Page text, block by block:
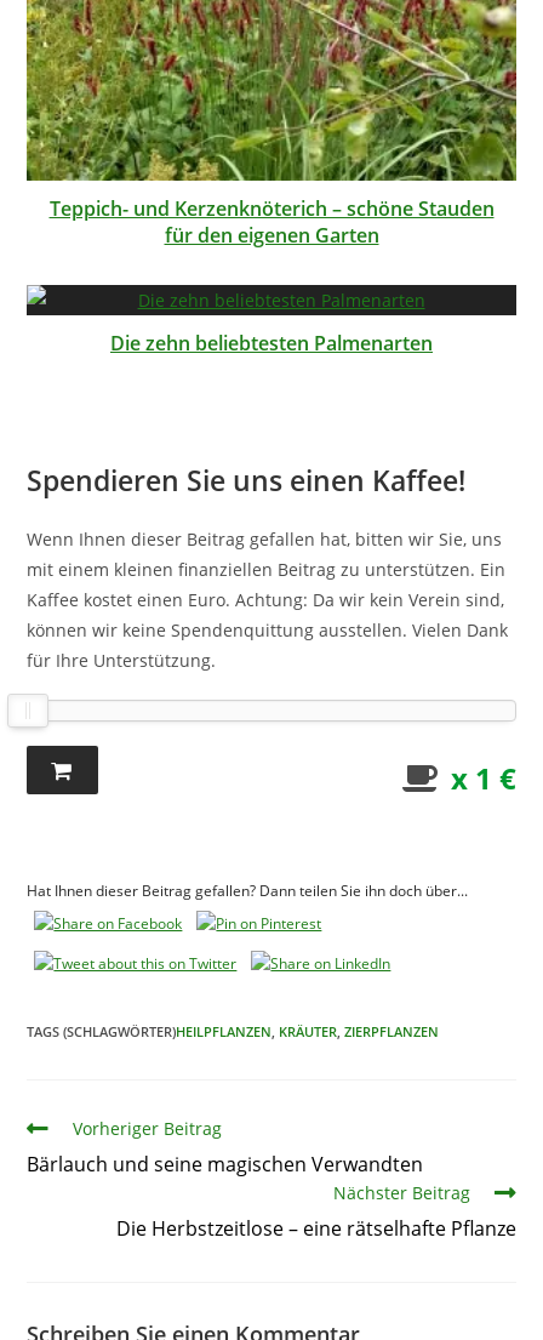
Teppich- und Kerzenknöterich – schöne Stauden
für den eigenen Garten
Die zehn beliebtesten Palmenarten
Spendieren Sie uns einen Kaffee!
Wenn Ihnen dieser Beitrag gefallen hat, bitten wir Sie, uns
mit einem kleinen finanziellen Beitrag zu unterstützen. Ein
Kaffee kostet einen Euro. Achtung: Da wir kein Verein sind,
können wir keine Spendenquittung ausstellen. Vielen Dank
für Ihre Unterstützung.
x 1 €
Hat Ihnen dieser Beitrag gefallen? Dann teilen Sie ihn doch über...
TAGS (SCHLAGWÖRTER)HEILPFLANZEN, KRÄUTER, ZIERPFLANZEN
ArtikelVorheriger Beitrag
Bärlauch und seine magischen Verwandten
Nächster Beitrag
Die Herbstzeitlose – eine rätselhafte Pflanze
Schreiben Sie einen Kommentar